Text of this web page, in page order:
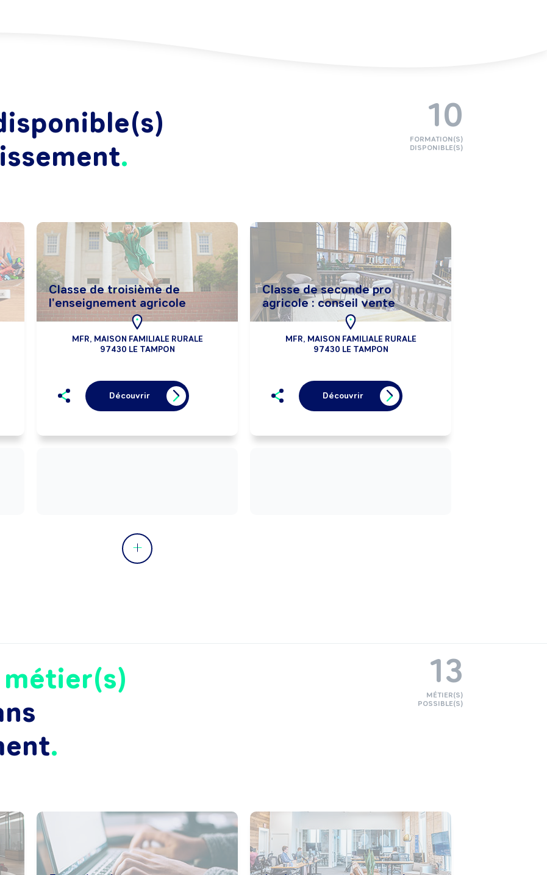
Classe de troisième de
l'enseignement agricole
MFR, MAISON FAMILIALE RURALE
97430 LE TAMPON
Découvrir
Classe de seconde pro
agricole : conseil vente
MFR, MAISON FAMILIALE RURALE
97430 LE TAMPON
Découvrir
10
FORMATION(S)
DISPONIBLE(S)
métier(s)
13
MÉTIER(S)
POSSIBLE(S)